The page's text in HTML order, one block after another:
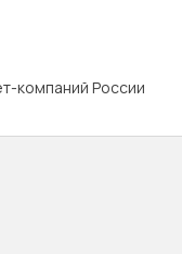
компаний России